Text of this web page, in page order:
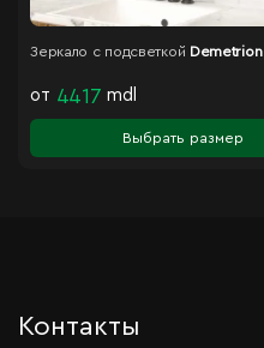
Зеркало с подсветкой Demetrion
от 4417 mdl
Выбрать размер
Контакты